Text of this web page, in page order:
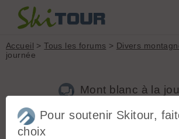
Accueil >Tous les forums > Divers
journée
Mont blanc à la
Pour soutenir Skitour,
choix